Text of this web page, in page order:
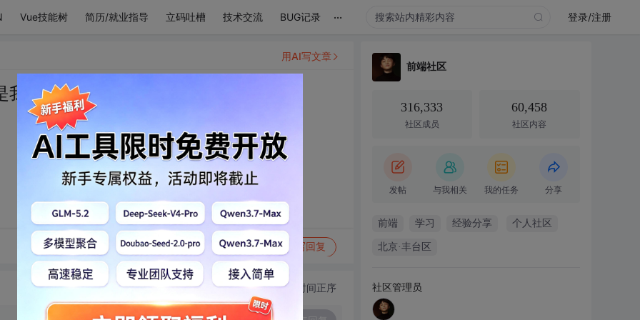
Vue技能树 简历/就业指导 立码吐槽 技术交流 BUG记录 ... 登录/注册
我的回礼
转发到动态 举报 写回复
用AI写文章
切换为时间正序
前端社区
316,333
社区成员
60,458
社区内容
发帖 与我相关 我的任务 分享
前端 学习 经验分享 个人社区
北京·丰台区
社区管理员